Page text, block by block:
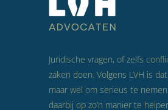
Juridische vragen, of zelfs
zaken doen. Volgens LVH is
maar wel om serieus te
daarbij op zo’n manier te